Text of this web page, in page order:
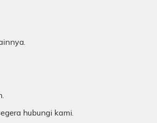
hubungi kami.